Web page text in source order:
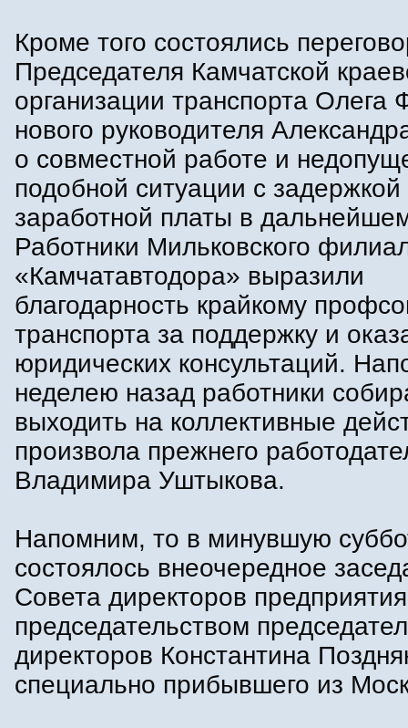
Кроме того состоялись
Председателя Камчатской
организации транспорта Олега
нового руководителя
о совместной работе и
подобной ситуации с задержкой
заработной платы в
Работники Мильковского
«Камчатавтодора» выразили
благодарность крайкому
транспорта за поддержку и
юридических консультаций.
неделею назад работники
выходить на коллективные
произвола прежнего
Владимира Уштыкова.
Напомним, то в минувшую
состоялось внеочередное
Совета директоров
председательством
директоров Константина
специально прибывшего из